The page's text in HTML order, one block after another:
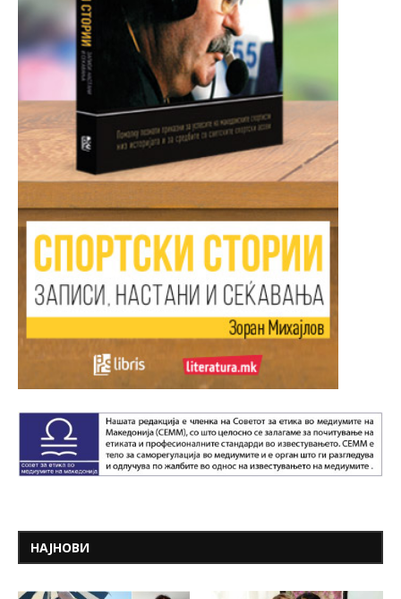
НАЈНОВИ